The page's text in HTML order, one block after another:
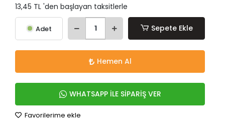
13,45 TL 'den başlayan taksitlerle
Adet Sepete Ekle
Hemen Al
WHATSAPP İLE SİPARİŞ VER
Favorilerime ekle